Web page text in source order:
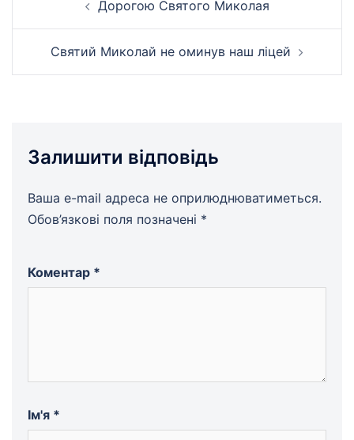
запису
Дорогою Святого Миколая
Святий Миколай не оминув наш ліцей
Залишити відповідь
Ваша e-mail адреса не оприлюднюватиметься.
Обов’язкові поля позначені *
Коментар *
Ім'я *